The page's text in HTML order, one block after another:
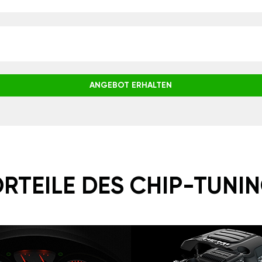
ANGEBOT ERHALTEN
DES CHIP-